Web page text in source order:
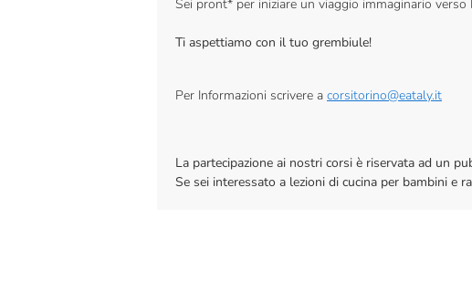
Sei pront* per iniziare un viaggio immaginario
Ti aspettiamo con il tuo grembiule!
Per Informazioni scrivere a corsitorino@eataly.it
La partecipazione ai nostri corsi è riservata ad un
Se sei interessato a lezioni di cucina per bambini e